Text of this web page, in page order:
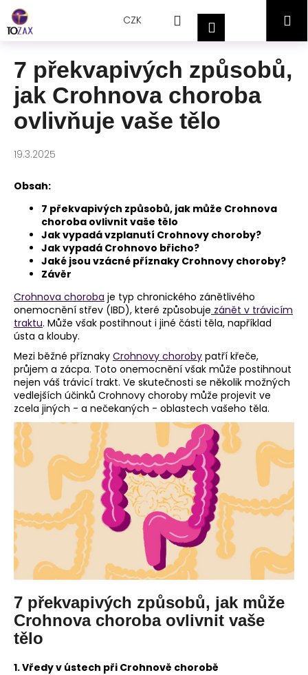
Přejít
obsah
CZK HledatPřihlášeníNákupní
košík
7 překvapivých způsobů,
jak Crohnova choroba
ovlivňuje vaše tělo
19.3.2025
Obsah:
7 překvapivých způsobů, jak může Crohnova
choroba ovlivnit vaše tělo
Jak vypadá vzplanutí Crohnovy choroby?
Jak vypadá Crohnovo břicho?
Jaké jsou vzácné příznaky Crohnovy choroby?
Závěr
Crohnova choroba je typ chronického zánětlivého
onemocnění střev (IBD), které způsobuje zánět v trávicím
traktu. Může však postihnout i jiné části těla, například
ústa a klouby.
Mezi běžné příznaky Crohnovy choroby patří křeče,
průjem a zácpa. Toto onemocnění však může postihnout
nejen váš trávicí trakt. Ve skutečnosti se několik možných
vedlejších účinků Crohnovy choroby může projevit ve
zcela jiných - a nečekaných - oblastech vašeho těla.
7 překvapivých způsobů, jak může
Crohnova choroba ovlivnit vaše
tělo
1. Vředy v ústech při Crohnově chorobě
o
C
o
p
o
t
e
e
n
a
j
í
t
?
HLEDAT
D
o
p
o
u
č
u
j
e